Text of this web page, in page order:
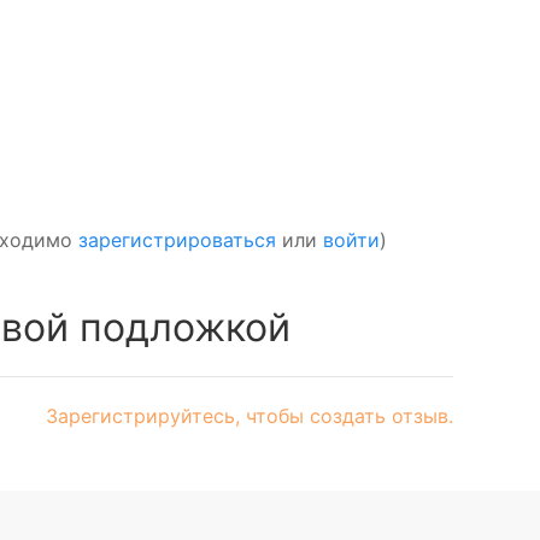
зарегистрироваться или войти)
подложкой
Зарегистрируйтесь, чтобы создать отзыв.